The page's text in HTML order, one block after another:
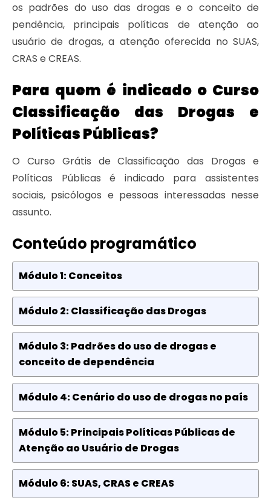
os padrões do uso das drogas e o conceito de
pendência, principais políticas de atenção ao
usuário de drogas, a atenção oferecida no SUAS,
CRAS e CREAS.
Para quem é indicado o Curso
Classificação das Drogas e
Políticas Públicas?
O Curso Grátis de Classificação das Drogas e
Políticas Públicas é indicado para assistentes
sociais, psicólogos e pessoas interessadas nesse
assunto.
Conteúdo programático
Módulo 1: Conceitos
Módulo 2: Classificação das Drogas
Módulo 3: Padrões do uso de drogas e
conceito de dependência
Módulo 4: Cenário do uso de drogas no país
Módulo 5: Principais Políticas Públicas de
Atenção ao Usuário de Drogas
Módulo 6: SUAS, CRAS e CREAS